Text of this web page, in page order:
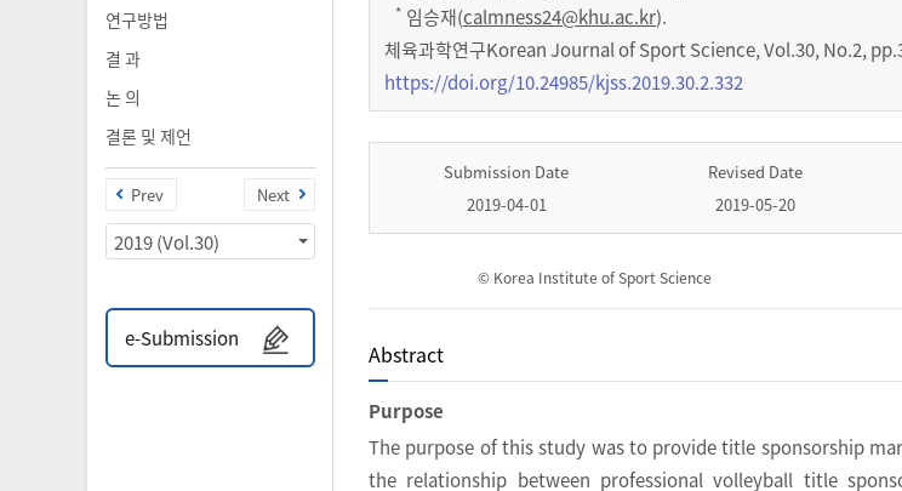
연구방법
결 과
논 의
결론 및 제언
Prev Next
2019 (Vol.30)
e-Submission
* 임승재(calmness24@khu.ac.kr).
체육과학연구Korean Journal of Sport Science,Vol.30,No.2,pp.
https://doi.org/10.24985/kjss.2019.30.2.332
Submission Date
2019-04-01
Revised Date
2019-05-20
© Korea Institute of Sport Science
Abstract
Purpose
The purpose of this study was to provide title sponsorship
the relationship between professional volleyball title